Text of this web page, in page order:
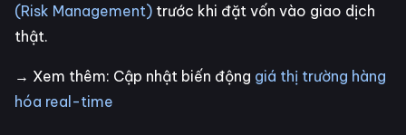
(Risk Management) trước khi đặt vốn vào giao dịch
thật.
→ Xem thêm: Cập nhật biến động giá thị trường hàng
hóa real-time